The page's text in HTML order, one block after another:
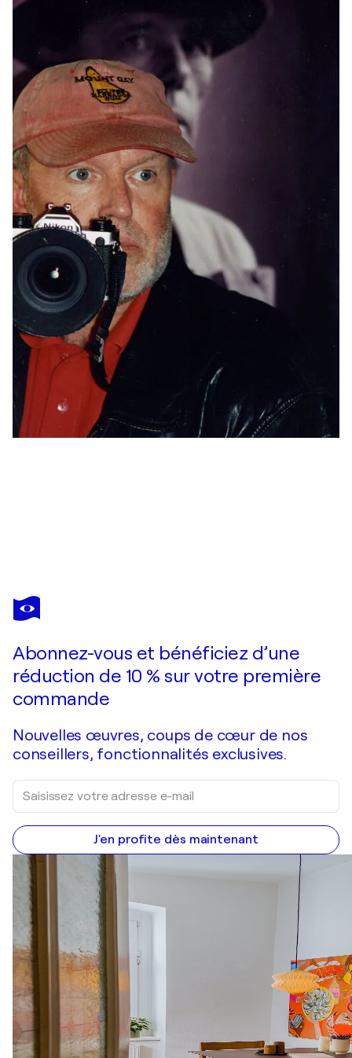
KLAUS SCHREIBER
Flucht aus der Realität
Abonnez-vous et bénéficiez d’une
réduction de 10 % sur votre première
commande
Nouvelles œuvres, coups de cœur de nos
conseillers, fonctionnalités exclusives.
J'en profite dès maintenant